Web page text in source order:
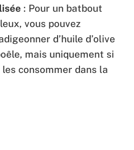
: Pour un batbout
vous pouvez
d’huile d’olive
mais uniquement si
consommer dans la